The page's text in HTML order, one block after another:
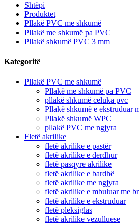
Shtëpi
Produktet
Pllakë PVC me shkumë
Pllakë me shkumë pa PVC
Pllakë shkumë PVC 3 mm
Kategoritë
Pllakë PVC me shkumë
Pllakë me shkumë pa PVC
pllakë shkumë celuka pvc
Pllakë shkumë e ekstruduar
Pllakë shkumë WPC
pllakë PVC me ngjyra
Fletë akrilike
fletë akrilike e pastër
fletë akrilike e derdhur
fletë pasqyre akrilike
fletë akrilike e bardhë
fletë akrilike me ngjyra
fletë akrilike e mbuluar me
fletë akrilike e ekstruduar
fletë pleksiglas
fletë akrilike vezulluese